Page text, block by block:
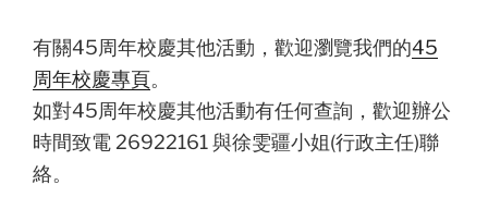
有關45周年校慶其他活動，歡迎瀏覽我們的45
周年校慶專頁。
如對45周年校慶其他活動有任何查詢，歡迎辦公
時間致電 26922161 與徐雯疆小姐(行政主任)聯
絡。